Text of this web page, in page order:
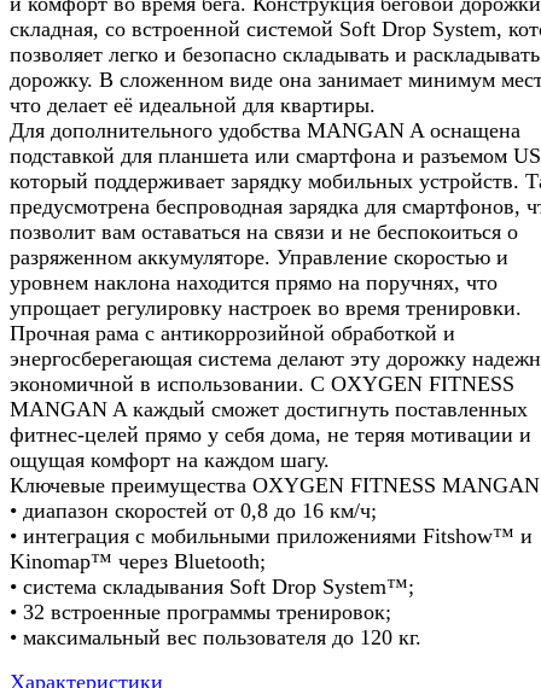
складная, со встроенной системой Soft Drop System,
позволяет легко и безопасно складывать и раскладывать
дорожку. В сложенном виде она занимает минимум
что делает её идеальной для квартиры.
Для дополнительного удобства MANGAN A оснащена
подставкой для планшета или смартфона и разъемом
который поддерживает зарядку мобильных устройств.
предусмотрена беспроводная зарядка для смартфонов,
позволит вам оставаться на связи и не беспокоиться о
разряженном аккумуляторе. Управление скоростью и
уровнем наклона находится прямо на поручнях, что
упрощает регулировку настроек во время тренировки.
Прочная рама с антикоррозийной обработкой и
энергосберегающая система делают эту дорожку
экономичной в использовании. С OXYGEN FITNESS
MANGAN A каждый сможет достигнуть поставленных
фитнес-целей прямо у себя дома, не теряя мотивации и
ощущая комфорт на каждом шагу.
Ключевые преимущества OXYGEN FITNESS
• диапазон скоростей от 0,8 до 16 км/ч;
• интеграция с мобильными приложениями Fitshow™ и
Kinomap™ через Bluetooth;
• система складывания Soft Drop System™;
• 32 встроенные программы тренировок;
• максимальный вес пользователя до 120 кг.
Характеристики